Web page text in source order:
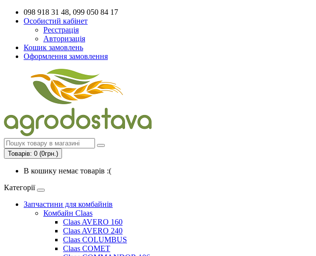
098 918 31 48, 099 050 84 17
Особистий кабінет
Реєстрація
Авторизація
Кошик замовлень
Оформлення замовлення
Товарів: 0 (0грн.)
В кошику немає товарів :(
Категорії
Запчастини для комбайнів
Комбайн Claas
Claas AVERO 160
Claas AVERO 240
Claas COLUMBUS
Claas COMET